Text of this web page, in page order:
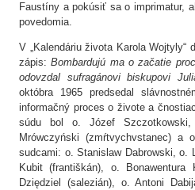
Faustíny a pokúsiť sa o imprimatur,
povedomia.
V „Kalendáriu života Karola Wojtyly“
zápis:Bombardujú ma o začatie
odovzdal sufragánovi biskupovi
októbra 1965 predsedal
informačný proces o živote a
súdu bol o. Józef
Mrówczyński (zmŕtvychvstanec) a
sudcami: o. Stanislaw Dabrowski, o.
Kubit (františkán), o. Bonawentura
Dziędziel (salezián), o. Antoni